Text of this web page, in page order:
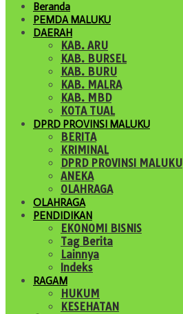
Beranda
PEMDA MALUKU
DAERAH
KAB. ARU
KAB. BURSEL
KAB. BURU
KAB. MALRA
KAB. MBD
KOTA TUAL
DPRD PROVINSI MALUKU
BERITA
KRIMINAL
DPRD PROVINSI MALUKU
ANEKA
OLAHRAGA
OLAHRAGA
PENDIDIKAN
EKONOMI BISNIS
Tag Berita
Lainnya
Indeks
RAGAM
HUKUM
KESEHATAN